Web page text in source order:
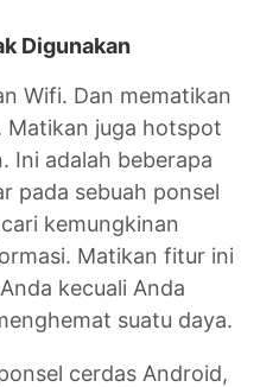
Digunakan
Wifi. Dan mematikan
Matikan juga hotspot
Ini adalah beberapa
pada sebuah ponsel
kemungkinan
Matikan fitur ini
kecuali Anda
suatu daya.
cerdas Android,